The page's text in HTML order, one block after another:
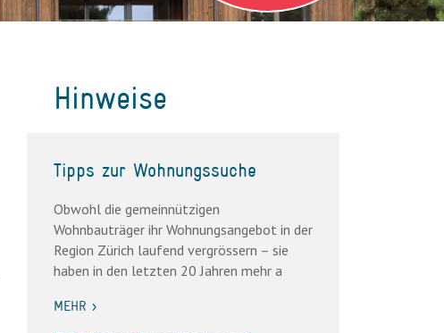
Hinweise
Tipps zur Wohnungssuche
Obwohl die gemeinnützigen
Wohnbauträger ihr Wohnungsangebot in der
Region Zürich laufend vergrössern – sie
haben in den letzten 20 Jahren mehr a
MEHR >